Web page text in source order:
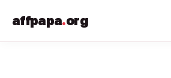
affpapa.org